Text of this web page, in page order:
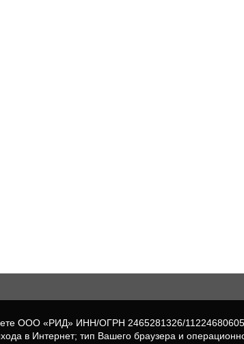
ООО «РИД» ИНН/ОГРН 2465281326/
в Интернет; тип Вашего браузера и